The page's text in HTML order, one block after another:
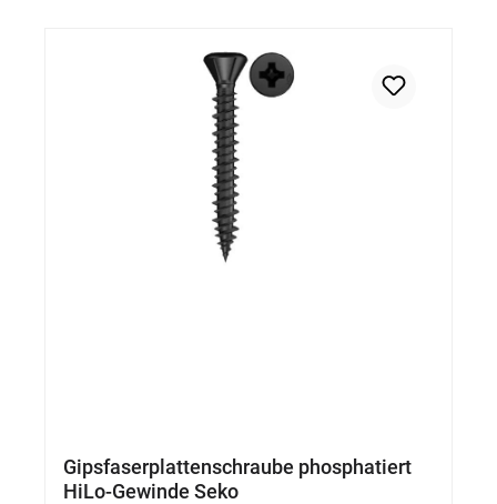
Gipsfaserplattenschraube phosphatiert
HiLo-Gewinde Seko